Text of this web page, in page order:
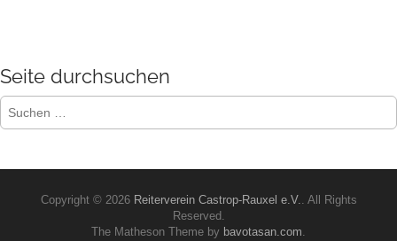
Seite durchsuchen
Suchen
nach:
Copyright © 2026 Reiterverein Castrop-Rauxel e.V.. All Rights
Reserved.
The Matheson Theme by bavotasan.com.